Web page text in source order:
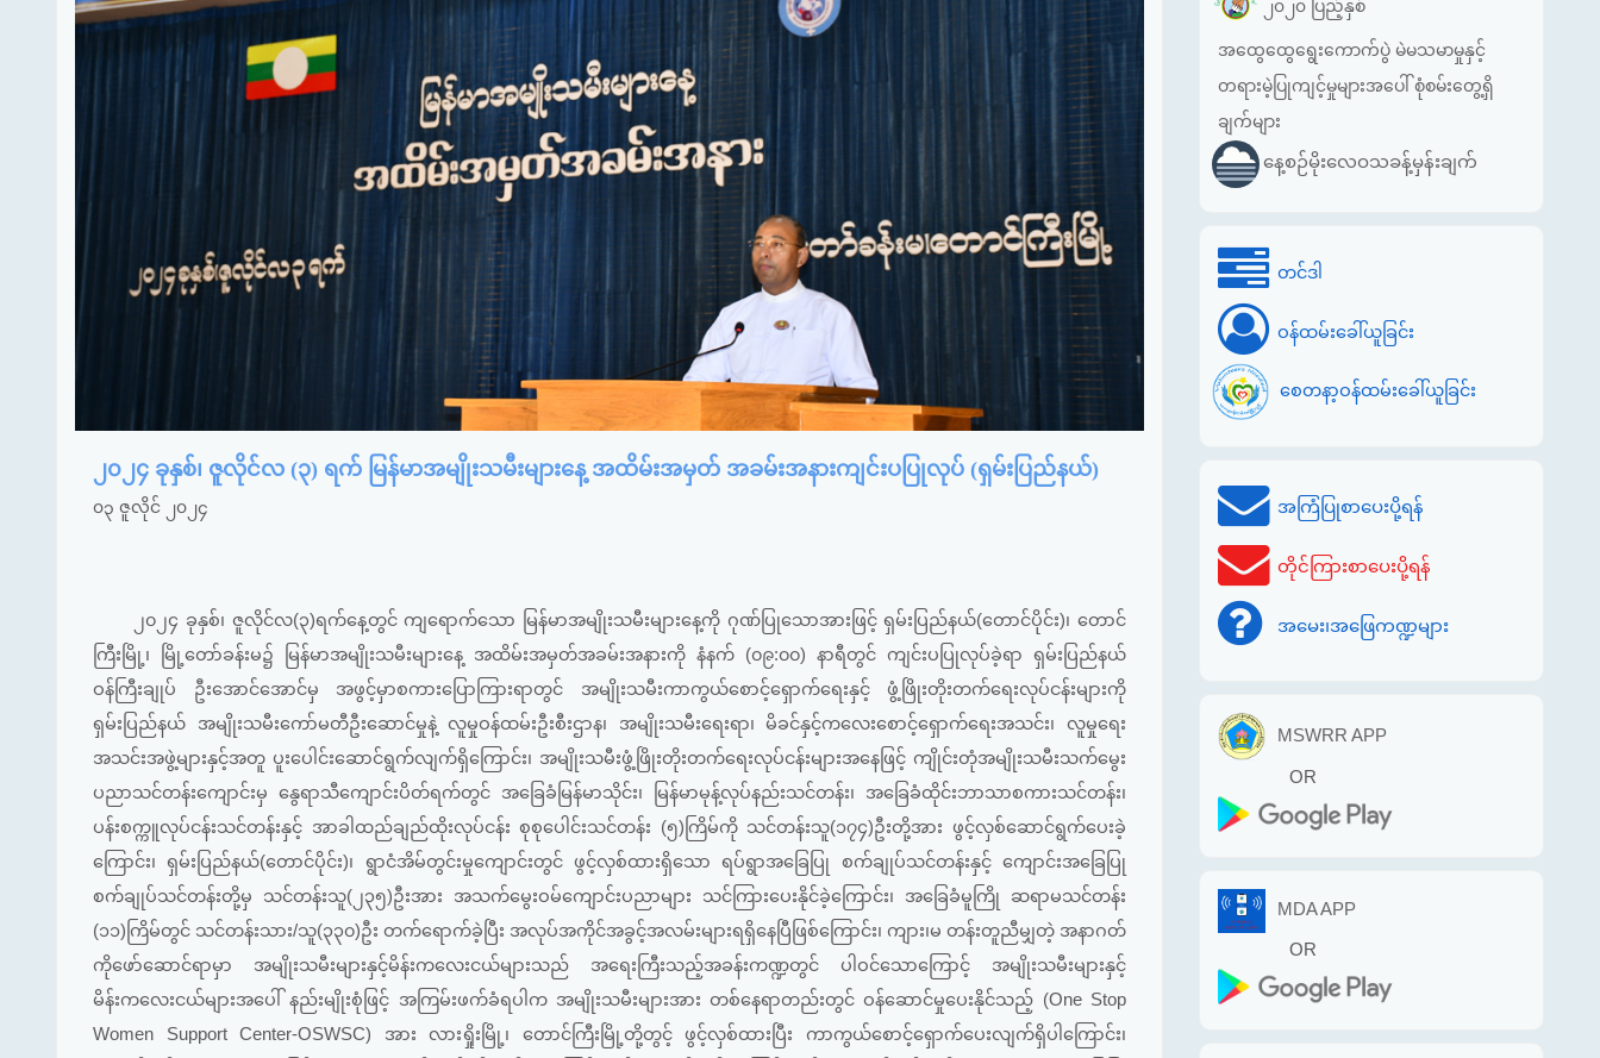
၂၀၂၄ ခုနှစ်၊ ဇူလိုင်လ (၃) ရက် မြန်မာအမျိုးသမီးများနေ့ အထိမ်းအမှတ် အခမ်းအနားကျင်းပပြုလုပ် (ရှမ်းပြည်နယ်)
၀၃ ဇူလိုင် ၂၀၂၄
၂၀၂၄ ခုနှစ်၊ ဇူလိုင်လ(၃)ရက်နေ့တွင် ကျရောက်သော မြန်မာအမျိုးသမီးများနေ့ကို ဂုဏ်ပြုသောအားဖြင့် ရှမ်းပြည်နယ်(တောင်ပိုင်း)၊ တောင်
ကြီးမြို့၊ မြို့တော်ခန်းမ၌ မြန်မာအမျိုးသမီးများနေ့ အထိမ်းအမှတ်အခမ်းအနားကို နံနက် (၀၉:၀၀) နာရီတွင် ကျင်းပပြုလုပ်ခဲ့ရာ ရှမ်းပြည်နယ်
ဝန်ကြီးချုပ် ဦးအောင်အောင်မှ အဖွင့်မှာစကားပြောကြားရာတွင် အမျိုးသမီးကာကွယ်စောင့်ရှောက်ရေးနှင့် ဖွံ့ဖြိုးတိုးတက်ရေးလုပ်ငန်းများကို
ရှမ်းပြည်နယ် အမျိုးသမီးကော်မတီဦးဆောင်မှုနဲ့ လူမှုဝန်ထမ်းဦးစီးဌာန၊ အမျိုးသမီးရေးရာ၊ မိခင်နှင့်ကလေးစောင့်ရှောက်ရေးအသင်း၊ လူမှုရေး
အသင်းအဖွဲ့များနှင့်အတူ ပူးပေါင်းဆောင်ရွက်လျက်ရှိကြောင်း၊ အမျိုးသမီးဖွံ့ဖြိုးတိုးတက်ရေးလုပ်ငန်းများအနေဖြင့် ကျိုင်းတုံအမျိုးသမီးသက်မွေး
ပညာသင်တန်းကျောင်းမှ နွေရာသီကျောင်းပိတ်ရက်တွင် အခြေခံမြန်မာသိုင်း၊ မြန်မာမုန့်လုပ်နည်းသင်တန်း၊ အခြေခံထိုင်းဘာသာစကားသင်တန်း၊
ပန်းစက္ကူလုပ်ငန်းသင်တန်းနှင့် အာခါထည်ချည်ထိုးလုပ်ငန်း စုစုပေါင်းသင်တန်း (၅)ကြိမ်ကို သင်တန်းသူ(၁၇၄)ဦးတို့အား ဖွင့်လှစ်ဆောင်ရွက်ပေးခဲ့
ကြောင်း၊ ရှမ်းပြည်နယ်(တောင်ပိုင်း)၊ ရွာငံအိမ်တွင်းမှုကျောင်းတွင် ဖွင့်လှစ်ထားရှိသော ရပ်ရွာအခြေပြု စက်ချုပ်သင်တန်းနှင့် ကျောင်းအခြေပြု
စက်ချုပ်သင်တန်းတို့မှ သင်တန်းသူ(၂၃၅)ဦးအား အသက်မွေးဝမ်ကျောင်းပညာများ သင်ကြားပေးနိုင်ခဲ့ကြောင်း၊ အခြေခံမူကြို ဆရာမသင်တန်း
(၁၁)ကြိမ်တွင် သင်တန်းသား/သူ(၃၃၀)ဦး တက်ရောက်ခဲ့ပြီး အလုပ်အကိုင်အခွင့်အလမ်းများရရှိနေပြီဖြစ်ကြောင်း၊ ကျား၊မ တန်းတူညီမျှတဲ့ အနာဂတ်
ကိုဖော်ဆောင်ရာမှာ အမျိုးသမီးများနှင့်မိန်းကလေးငယ်များသည် အရေးကြီးသည့်အခန်းကဏ္ဍတွင် ပါဝင်သောကြောင့် အမျိုးသမီးများနှင့်
မိန်းကလေးငယ်များအပေါ် နည်းမျိုးစုံဖြင့် အကြမ်းဖက်ခံရပါက အမျိုးသမီးများအား တစ်နေရာတည်းတွင် ဝန်ဆောင်မှုပေးနိုင်သည့် (One Stop
Women Support Center-OSWSC) အား လားရှိုးမြို့၊ တောင်ကြီးမြို့တို့တွင့် ဖွင့်လှစ်ထားပြီး ကာကွယ်စောင့်ရှောက်ပေးလျက်ရှိပါကြောင်း၊
၂၀၂၀ ပြည့်နှစ်
အထွေထွေရွေးကောက်ပွဲ မဲမသမာမှုနှင့်
တရားမဲ့ပြုကျင့်မှုများအပေါ် စုံစမ်းတွေ့ရှိ
ချက်များ
နေ့စဉ်မိုးလေဝသခန့်မှန်းချက်
တင်ဒါ
ဝန်ထမ်းခေါ်ယူခြင်း
စေတနာ့ဝန်ထမ်းခေါ်ယူခြင်း
အကြံပြုစာပေးပို့ရန်
တိုင်ကြားစာပေးပို့ရန်
အမေး၊အဖြေကဏ္ဍများ
MSWRR APP
OR
MDA APP
OR